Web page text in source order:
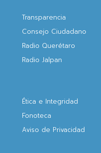
Transparencia
Consejo Ciudadano
Radio Querétaro
Radio Jalpan
Ética e Integridad
Fonoteca
Aviso de Privacidad